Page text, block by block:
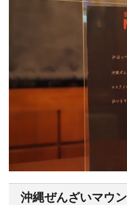
沖縄ぜんざいマウ